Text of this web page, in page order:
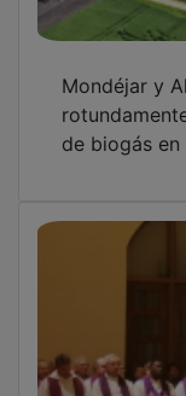
de biogás en